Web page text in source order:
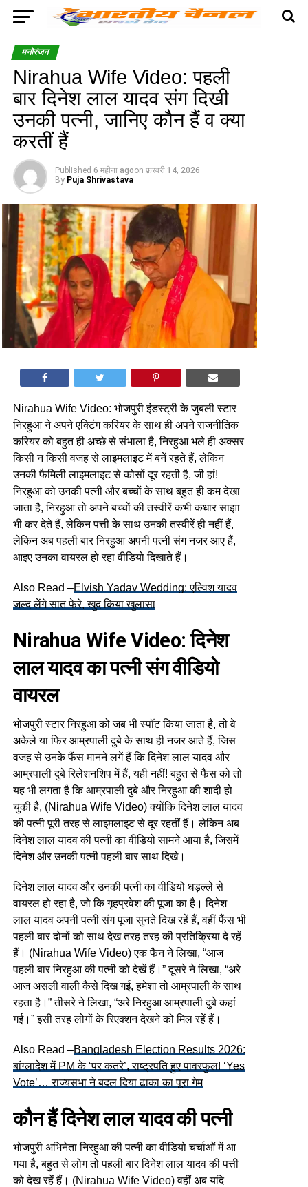
मनोरंजन
Nirahua Wife Video: पहली
बार दिनेश लाल यादव संग दिखी
उनकी पत्नी, जानिए कौन हैं व क्या
करतीं हैं
Published 6 महीना agoon फ़रवरी 14, 2026
By Puja Shrivastava
Nirahua Wife Video: भोजपुरी इंडस्ट्री के जुबली स्टार
निरहुआ ने अपने एक्टिंग करियर के साथ ही अपने राजनीतिक
करियर को बहुत ही अच्छे से संभाला है, निरहुआ भले ही अक्सर
किसी न किसी वजह से लाइमलाइट में बनें रहते हैं, लेकिन
उनकी फैमिली लाइमलाइट से कोसों दूर रहती है, जी हां!
निरहुआ को उनकी पत्नी और बच्चों के साथ बहुत ही कम देखा
जाता है, निरहुआ तो अपने बच्चों की तस्वीरें कभी कधार साझा
भी कर देते हैं, लेकिन पत्ती के साथ उनकी तस्वीरें ही नहीं हैं,
लेकिन अब पहली बार निरहुआ अपनी पत्नी संग नजर आए हैं,
आइए उनका वायरल हो रहा वीडियो दिखाते हैं।
Also Read –Elvish Yadav Wedding: एल्विश यादव
जल्द लेंगे सात फेरे, खुद किया खुलासा
Nirahua Wife Video: दिनेश
लाल यादव का पत्नी संग वीडियो
वायरल
भोजपुरी स्टार निरहुआ को जब भी स्पॉट किया जाता है, तो वे
अकेले या फिर आम्रपाली दुबे के साथ ही नजर आते हैं, जिस
वजह से उनके फैंस मानने लगें हैं कि दिनेश लाल यादव और
आम्रपाली दुबे रिलेशनशिप में हैं, यही नहीं! बहुत से फैंस को तो
यह भी लगता है कि आम्रपाली दुबे और निरहुआ की शादी हो
चुकी है, (Nirahua Wife Video) क्योंकि दिनेश लाल यादव
की पत्नी पूरी तरह से लाइमलाइट से दूर रहतीं हैं। लेकिन अब
दिनेश लाल यादव की पत्नी का वीडियो सामने आया है, जिसमें
दिनेश और उनकी पत्नी पहली बार साथ दिखे।
दिनेश लाल यादव और उनकी पत्नी का वीडियो धड़ल्ले से
वायरल हो रहा है, जो कि गृहप्रवेश की पूजा का है। दिनेश
लाल यादव अपनी पत्नी संग पूजा सुनते दिख रहें हैं, वहीं फैंस भी
पहली बार दोनों को साथ देख तरह तरह की प्रतिक्रिया दे रहें
हैं। (Nirahua Wife Video) एक फैन ने लिखा, “आज
पहली बार निरहुआ की पत्नी को देखें हैं।” दूसरे ने लिखा, “अरे
आज असली वाली कैसे दिख गई, हमेशा तो आम्रपाली के साथ
रहता है।” तीसरे ने लिखा, “अरे निरहुआ आम्रपाली दुबे कहां
गई।” इसी तरह लोगों के रिएक्शन देखने को मिल रहें हैं।
Also Read –Bangladesh Election Results 2026:
बांग्लादेश में PM के ‘पर कतरे’, राष्ट्रपति हुए पावरफुल! ‘Yes
Vote’… राज्यसभा ने बदल दिया ढाका का पूरा गेम
कौन हैं दिनेश लाल यादव की पत्नी
भोजपुरी अभिनेता निरहुआ की पत्नी का वीडियो चर्चाओं में आ
गया है, बहुत से लोग तो पहली बार दिनेश लाल यादव की पत्ती
को देख रहें हैं। (Nirahua Wife Video) वहीं अब यदि